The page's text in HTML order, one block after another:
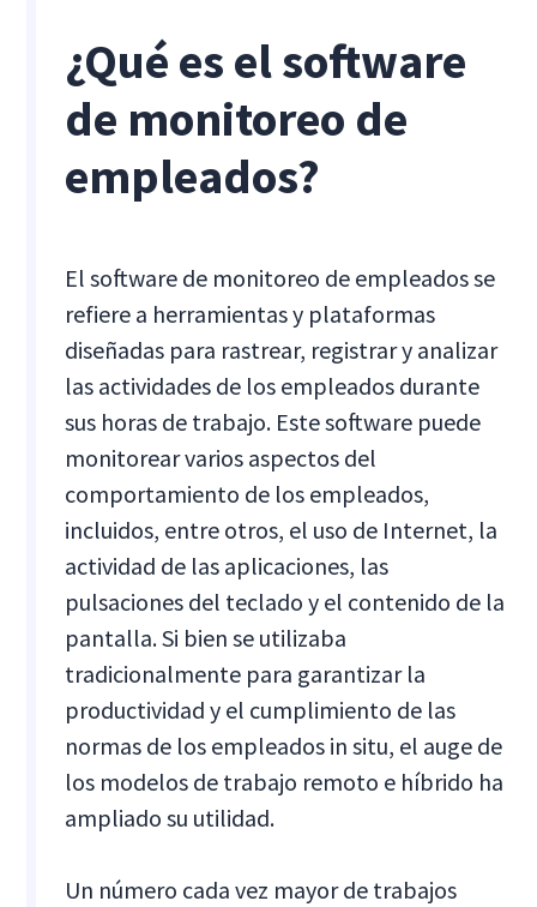
¿Qué es el software
de monitoreo de
empleados?
El software de monitoreo de empleados se
refiere a herramientas y plataformas
diseñadas para rastrear, registrar y analizar
las actividades de los empleados durante
sus horas de trabajo. Este software puede
monitorear varios aspectos del
comportamiento de los empleados,
incluidos, entre otros, el uso de Internet, la
actividad de las aplicaciones, las
pulsaciones del teclado y el contenido de la
pantalla. Si bien se utilizaba
tradicionalmente para garantizar la
productividad y el cumplimiento de las
normas de los empleados in situ, el auge de
los modelos de trabajo remoto e híbrido ha
ampliado su utilidad.
Un número cada vez mayor de trabajos